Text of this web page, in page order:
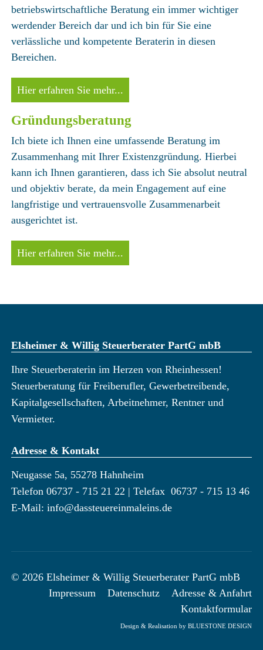
betriebswirtschaftliche Beratung ein immer wichtiger
werdender Bereich dar und ich bin für Sie eine
verlässliche und kompetente Beraterin in diesen
Bereichen.
Hier erfahren Sie mehr...
Gründungsberatung
Ich biete ich Ihnen eine umfassende Beratung im
Zusammenhang mit Ihrer Existenzgründung. Hierbei
kann ich Ihnen garantieren, dass ich Sie absolut neutral
und objektiv berate, da mein Engagement auf eine
langfristige und vertrauensvolle Zusammenarbeit
ausgerichtet ist.
Hier erfahren Sie mehr...
Elsheimer & Willig Steuerberater PartG mbB
Ihre Steuerberaterin im Herzen von Rheinhessen!
Steuerberatung für Freiberufler, Gewerbetreibende,
Kapitalgesellschaften, Arbeitnehmer, Rentner und
Vermieter.
Adresse & Kontakt
Neugasse 5a, 55278 Hahnheim
Telefon 06737 - 715 21 22 | Telefax 06737 - 715 13 46
E-Mail:info@dassteuereinmaleins.de
© 2026 Elsheimer & Willig Steuerberater PartG mbB
Impressum
Datenschutz
Adresse & Anfahrt
Kontaktformular
Design & Realisation by BLUESTONE DESIGN